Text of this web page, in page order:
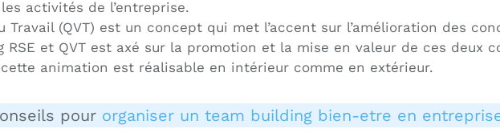
activités de l’entreprise.
Travail (QVT) est un concept qui met l’accent sur l’amélioration des
RSE et QVT est axé sur la promotion et la mise en valeur de ces deux
animation est réalisable en intérieur comme en extérieur.
pour organiser un team building bien-etre en